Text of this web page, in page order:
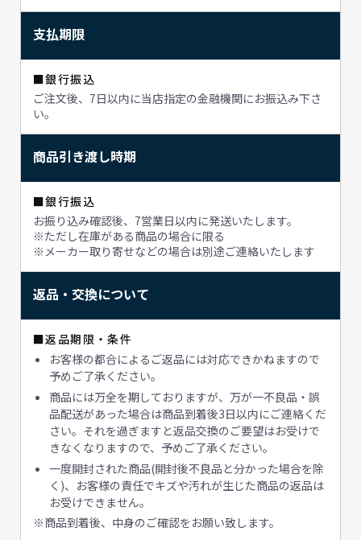
支払期限
■銀行振込
ご注文後、7日以内に当店指定の金融機関にお振込み下さ
い。
商品引き渡し時期
■銀行振込
お振り込み確認後、7営業日以内に発送いたします。
※ただし在庫がある商品の場合に限る
※メーカー取り寄せなどの場合は別途ご連絡いたします
返品・交換について
■返品期限・条件
お客様の都合によるご返品には対応できかねますので
予めご了承ください。
商品には万全を期しておりますが、万が一不良品・誤
品配送があった場合は商品到着後3日以内にご連絡くだ
さい。それを過ぎますと返品交換のご要望はお受けで
きなくなりますので、予めご了承ください。
一度開封された商品(開封後不良品と分かった場合を除
く)、お客様の責任でキズや汚れが生じた商品の返品は
お受けできません。
※商品到着後、中身のご確認をお願い致します。